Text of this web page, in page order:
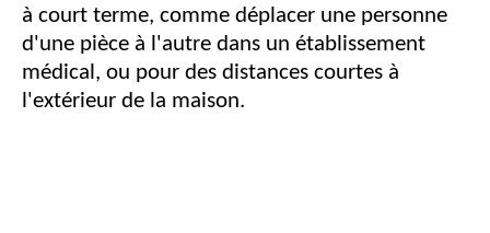
à court terme, comme déplacer une personne
d'une pièce à l'autre dans un établissement
médical, ou pour des distances courtes à
l'extérieur de la maison.